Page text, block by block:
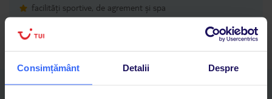
Consimțământ Detalii Despre
facilități sportive, de agrement și spa